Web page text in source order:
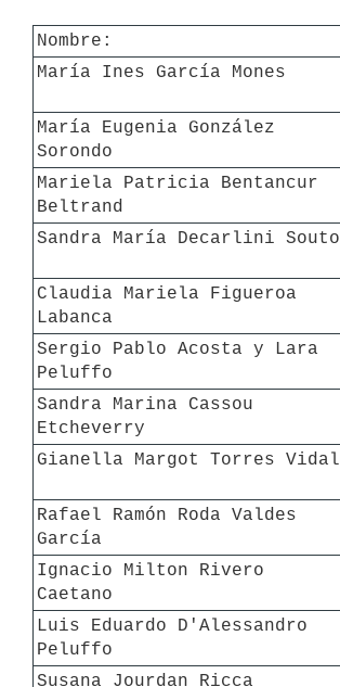
Nombre:
María Ines García Mones
María Eugenia González
Sorondo
Mariela Patricia Bentancur
Beltrand
Sandra María Decarlini Souto
Claudia Mariela Figueroa
Labanca
Sergio Pablo Acosta y Lara
Peluffo
Sandra Marina Cassou
Etcheverry
Gianella Margot Torres Vidal
Rafael Ramón Roda Valdes
García
Ignacio Milton Rivero
Caetano
Luis Eduardo D'Alessandro
Peluffo
Susana Jourdan Ricca